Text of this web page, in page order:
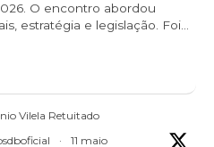
O encontro abordou
estratégia e legislação. Foi
Vilela Retuitado
· 11 maio